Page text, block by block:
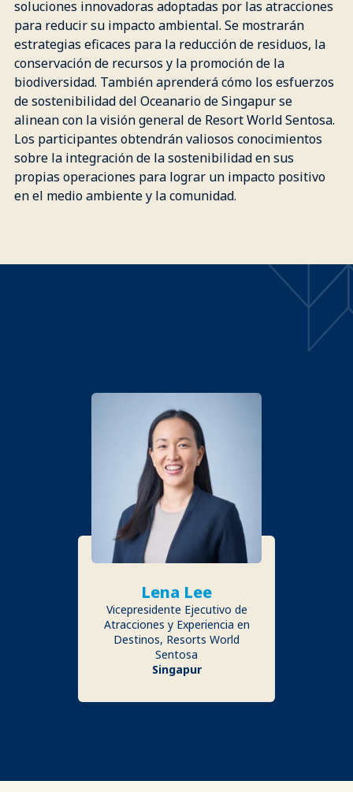
soluciones innovadoras adoptadas por las atracciones
para reducir su impacto ambiental. Se mostrarán
estrategias eficaces para la reducción de residuos, la
conservación de recursos y la promoción de la
biodiversidad. También aprenderá cómo los esfuerzos
de sostenibilidad del Oceanario de Singapur se
alinean con la visión general de Resort World Sentosa.
Los participantes obtendrán valiosos conocimientos
sobre la integración de la sostenibilidad en sus
propias operaciones para lograr un impacto positivo
en el medio ambiente y la comunidad.
Lena Lee
Vicepresidente Ejecutivo de
Atracciones y Experiencia en
Destinos, Resorts World
Sentosa
Singapur